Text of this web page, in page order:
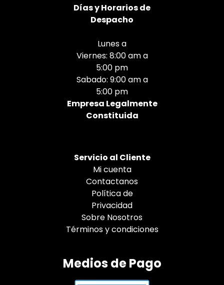
Díasy Horarios de
Despacho
Lunes a
Viernes: 8:00 am a
5:00 pm
Sabado: 9:00 am a
5:00 pm
Empresa Legalmente
Constituida
Servicio al Cliente
Mi cuenta
Contactanos
Política de
Privacidad
Sobre Nosotros
Términos y condiciones
Medios de Pago